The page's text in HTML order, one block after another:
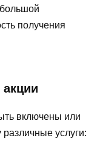
получения
включены или
услуги: